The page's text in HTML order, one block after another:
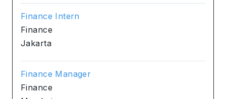
Finance Intern
Finance
Jakarta
Finance Manager
Finance